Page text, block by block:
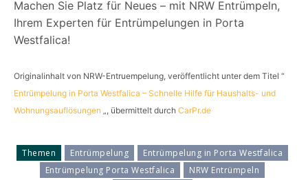
Machen Sie Platz für Neues – mit NRW Entrümpeln,
Ihrem Experten für Entrümpelungen in Porta
Westfalica!
Originalinhalt von NRW-Entruempelung, veröffentlicht unter dem Titel “
Entrümpelung in Porta Westfalica – Schnelle Hilfe für Haushalts- und
Wohnungsauflösungen „, übermittelt durch CarPr.de
Themen Entrümpelung
Entrümpelung in Porta Westfalica
Entrümpelung Porta Westfalica
NRW Entrümpeln